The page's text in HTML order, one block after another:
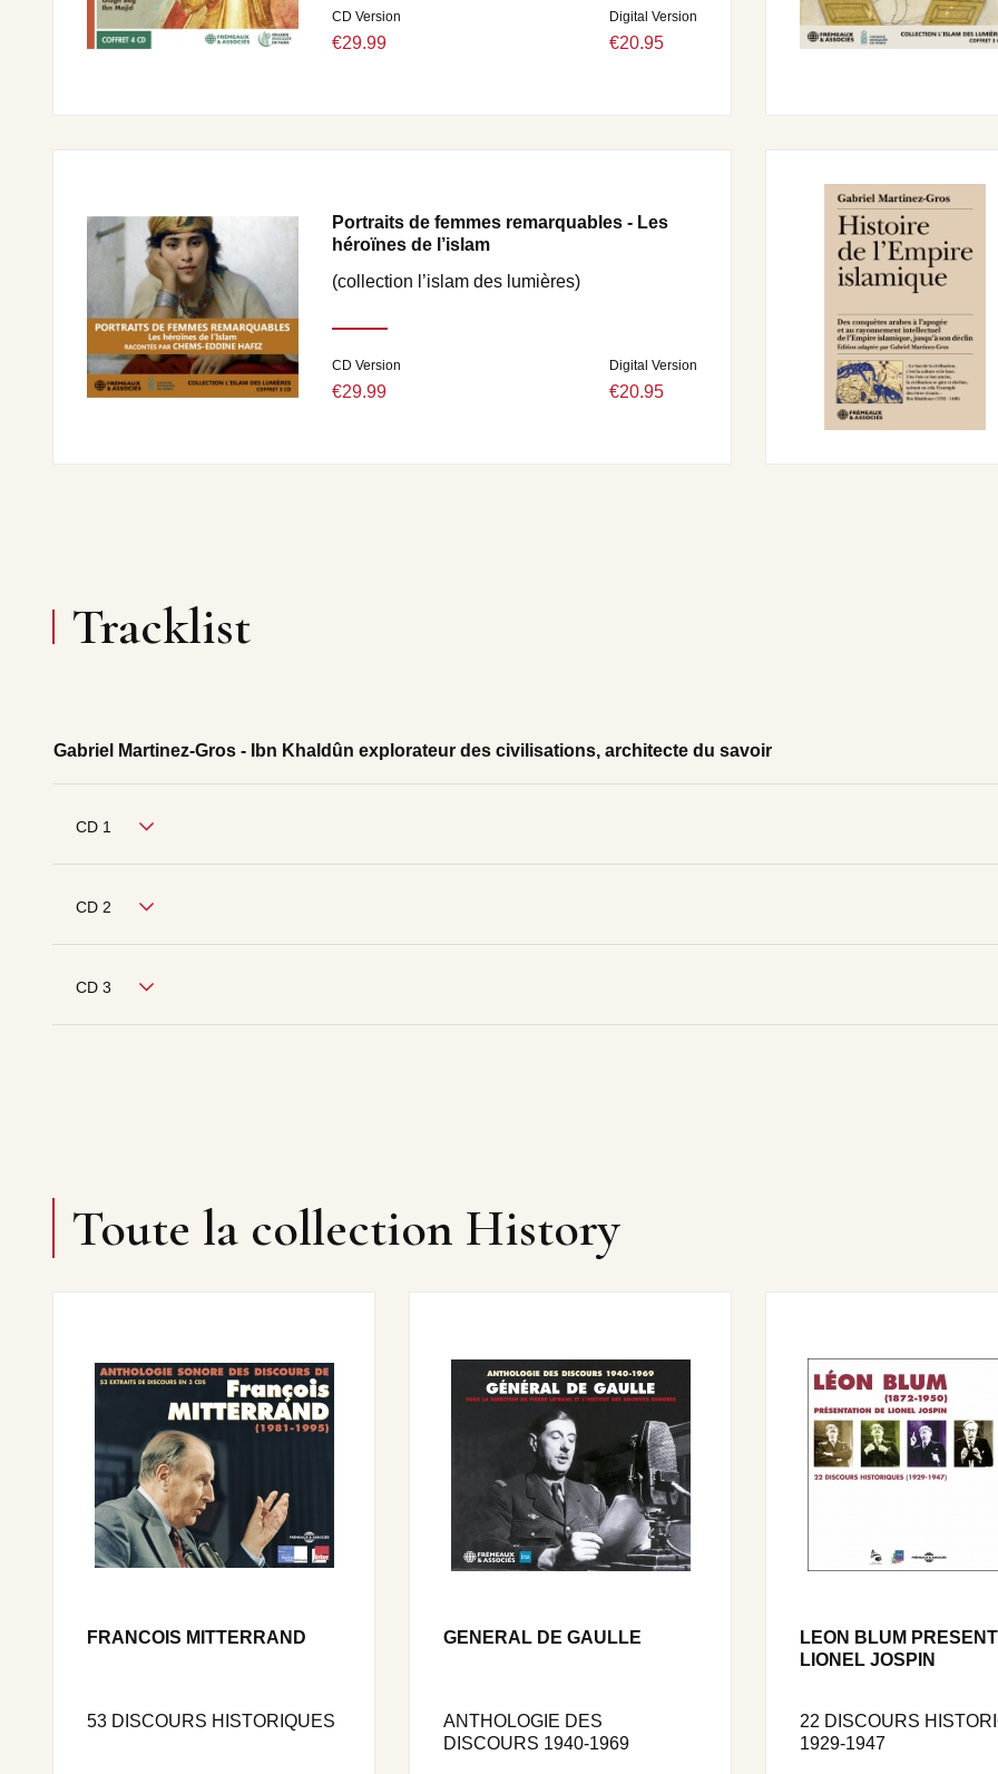
CD Version
€29.99
Digital Version
€20.95
Portraits de femmes remarquables - Les
héroïnes de l’islam
(collection l’islam des lumières)
CD Version
€29.99
Digital Version
€20.95
Tracklist
Gabriel Martinez-Gros - Ibn Khaldûn explorateur des civilisations, architecte du savoir
CD 1
CD 2
CD 3
Toute la collection History
FRANCOIS MITTERRAND
53 DISCOURS HISTORIQUES
GENERAL DE GAULLE
ANTHOLOGIE DES
DISCOURS 1940-1969
LEON BLUM
LIONEL JOSPIN
22 DISCOURS
1929-1947